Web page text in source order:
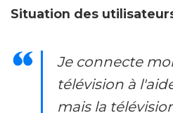
Situation des
Je connecte
télévision à
mais la